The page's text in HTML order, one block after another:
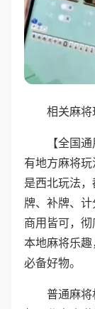
相关麻
【全国
有地方麻将
是西北玩法
牌、补牌、
商用皆可，
本地麻将乐
必备好物。
普通麻